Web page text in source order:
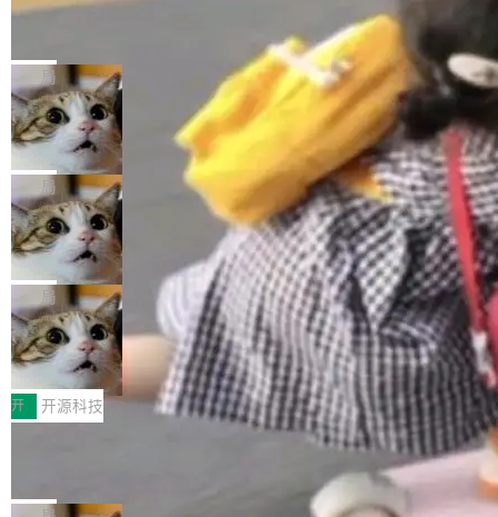
“智构可信·质创未来——AI原生时代的质量新范
式”为主题，直面AI从实验室走向规模化产业落地
的核心质量命题。会上，《2026智能研发生产力
工具选型手册》发布，Testin云测的Testin XAge
nt智能测试系统入选AI测试领域代表产品。对CI
O而言，这提示了一个转变：AI测试正在从效率
工具升级为企业的质量基础设施。 CIO面对的新
现实 过去两年，CIO们的焦虑清单上多了两项：
一是如何让大模型和智能体应用安全地从PoC走
向生产，二是如何让测试团队跟得上AI应用...
让非法状态不可表示：一篇关于 ADT
有一种东西，一旦用过就回不去了。Alex Fedos
eev 管它叫"软件设计的基石"。 他说的东西不新
鲜——代数数据类型（ADT），尤其是和类型
（sum type）。但他说清楚了一件事：这不是类
型系统的学术体操，是日常编码的思维方式。 文
章从一个简单的例子切入。一个网站的深色主题
设置，如果用布尔值 + 可空字段来表示——bool
ean 表示是否可切换，nullable 的默认模式、浅
色方案、深色方案——会产生大量无意义的组
合。方案缺了、配置冲突了、全 null 了。要知道
哪些组合有效，作者说，你得靠"文档、校验、或
者部落知识"。 换个写法。Rust 的 enum，两个
变体：Switchable...
局
Cloudflare 开源内部企业 AI 平台 Clou
dflare OS
Cloudflare 发布了一个开源项目 Cloudflare O
S。如果你只看官方博客，你会觉得这是又一
个"AI 知识库 + 聊天机器人"——每个大厂都在
做，没什么新鲜的。 但 Kenton Varda 在 Twitte
r 上把事情说清楚了： 今天我们发布了 Cloudfla
re OS，一个带连接器的聊天机器人，跟其他所
有科技公司做的一样。只不过，实际上它不一
样。这是 Sandstorm.io 的重制版，我十年前的
那个创业公司。不同的是，这次它构建在 Cloudf
lare Workers 上——我花了九年时间搭建的平台
——并且深度集成了 AI。这基本上是我十年秘密
局
Deno 团队开源 Celld，可自托管的分
布式 Durable Objects
Ryan Dahl 领导的 Deno 团队推出了最新开源项
目 Celld，一个能在自己机器上运行 Cloudflare
Workers 和 Durable Objects 的守护进程。 设
计思路很直接：每个对象是一个独立的 SQLite
数据库，按名称寻址，复制到你自己的 S3 兼容
存储库里。节点之间只通过这个存储库协调——
没有控制平面，没有共识协议。每个对象自带一
个小型数据库，应用天然按分片构建，单个数据
库的竞争和爆炸半径问题在设计层面就被消除
了。 闲置的 cell 会休眠到几乎不占资源。当 cel
局
鲁大师7月新机性能/流畅/AI榜：vivo夺
性能、流畅双第一，三星Galaxy Z系列
新折叠缺席
2026年7月的手机市场，由于存储等硬件成本暴
增，手机厂商的日子也不好过啊，新机速度明显
放缓，因此硝烟味淡了许多。新机参数规格除开
Fold8 / Z Flip8）外，其余要么是中低端机器，
例如iQOO Z11i、REDMI Note 17、REDMI No
开 开源科技
Zed 编辑器团队发布了新项目——DeltaDB，一
个在 git commit 之间记录每一次编辑操作的版